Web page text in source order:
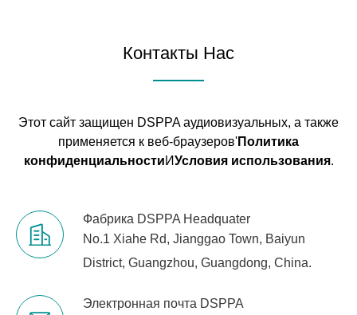
Контакты Нас
Этот сайт защищен DSPPA аудиовизуальных, а также
применяется к веб-браузеров'Политика
конфиденциальностиИУсловия использования.
Фабрика DSPPA Headquater
No.1 Xiahe Rd, Jianggao Town, Baiyun
District, Guangzhou, Guangdong, China.
Электронная почта DSPPA